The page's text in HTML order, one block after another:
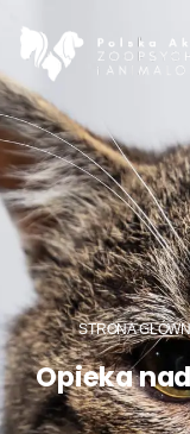
STRONA
Opieka